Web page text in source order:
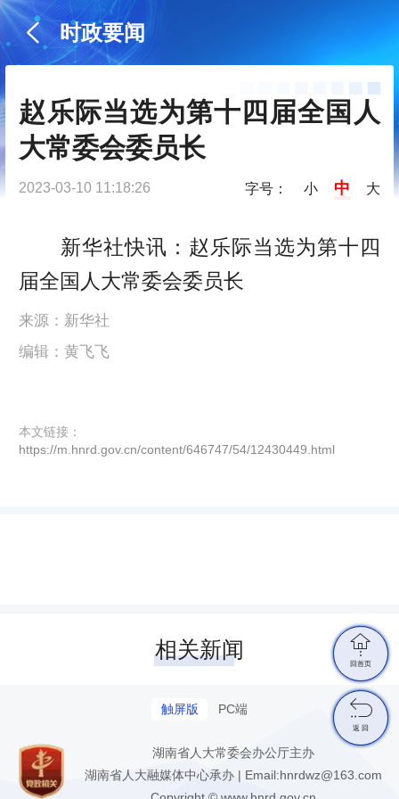
时政要闻
赵乐际当选为第十四届全国人
大常委会委员长
2023-03-10 11:18:26 字号： 小 中 大
新华社快讯：赵乐际当选为第十四
届全国人大常委会委员长
来源：新华社
编辑：黄飞飞
本文链接：
https://m.hnrd.gov.cn/content/646747/54/12430449.html
相关新闻
触屏版 PC端
湖南省人大常委会办公厅主办
湖南省人大融媒体中心承办 | Email:hnrdwz@163.com

回首页

返 回